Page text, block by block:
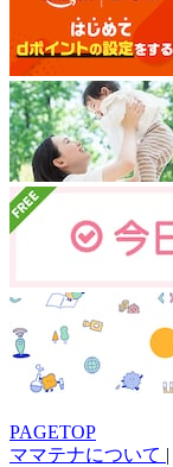
PAGETOP
ママテナについて |